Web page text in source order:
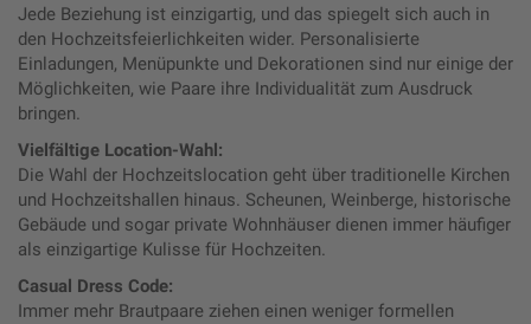
Jede Beziehung ist einzigartig, und das spiegelt sich auch in
den Hochzeitsfeierlichkeiten wider. Personalisierte
Einladungen, Menüpunkte und Dekorationen sind nur einige der
Möglichkeiten, wie Paare ihre Individualität zum Ausdruck
bringen.
Vielfältige Location-Wahl:
Die Wahl der Hochzeitslocation geht über traditionelle Kirchen
und Hochzeitshallen hinaus. Scheunen, Weinberge, historische
Gebäude und sogar private Wohnhäuser dienen immer häufiger
als einzigartige Kulisse für Hochzeiten.
Casual Dress Code:
Immer mehr Brautpaare ziehen einen weniger formellen